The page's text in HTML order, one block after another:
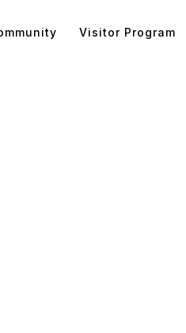
Visitor Program